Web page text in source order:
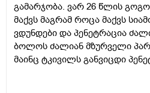
გამარჯობა. ვარ 26 წლის
მაქვს მაგრამ როცა მაქვს
ვდუნდები და პენეტრაცია
ბოლოს ძალიან მზურველი
მაინც ტკივილს განვიცდი
უნდა გავაკეთო ასეთ